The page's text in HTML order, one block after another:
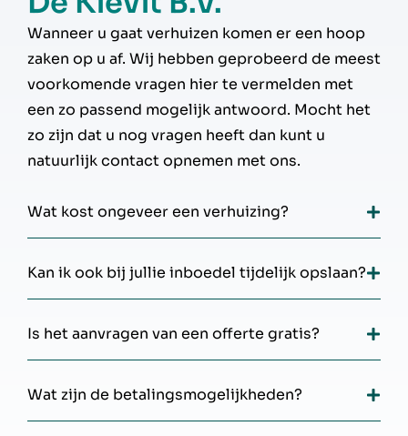
Wanneer u gaat verhuizen komen er een hoop
zaken op u af. Wij hebben geprobeerd de meest
voorkomende vragen hier te vermelden met
een zo passend mogelijk antwoord. Mocht het
zo zijn dat u nog vragen heeft dan kunt u
natuurlijk contact opnemen met ons.
Wat kost ongeveer een verhuizing?
Kan ik ook bij jullie inboedel tijdelijk opslaan?
Is het aanvragen van een offerte gratis?
Wat zijn de betalingsmogelijkheden?